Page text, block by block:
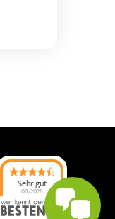
Sehr gut
08/2026
Kanzlei Schwabhat